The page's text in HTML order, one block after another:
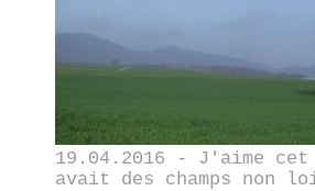
19.04.2016 - J'aime
avait des champs non